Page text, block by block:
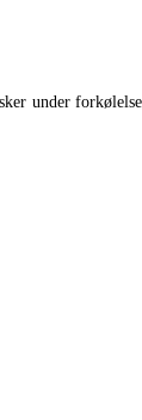
under